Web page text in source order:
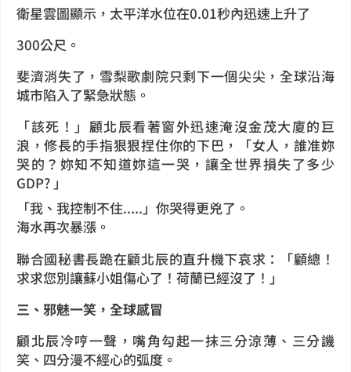
衛星雲圖顯示，太平洋水位在0.01秒內迅速上升了
300公尺。
斐濟消失了，雪梨歌劇院只剩下一個尖尖，全球沿海
城市陷入了緊急狀態。
「該死！」顧北辰看著窗外迅速淹沒金茂大廈的巨
浪，修長的手指狠狠捏住你的下巴，「女人，誰准妳
哭的？妳知不知道妳這一哭，讓全世界損失了多少
GDP? 」
「我、我控制不住.....」你哭得更兇了。
海水再次暴漲。
聯合國秘書長跪在顧北辰的直升機下哀求：「顧總！
求求您別讓蘇小姐傷心了！荷蘭已經沒了！」
三、邪魅一笑，全球感冒
顧北辰冷哼一聲，嘴角勾起一抹三分涼薄、三分譏
笑、四分漫不經心的弧度。